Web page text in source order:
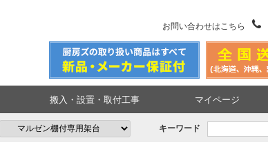
お問い合わせはこちら
搬入・設置・取付工事 マイページ
キーワード